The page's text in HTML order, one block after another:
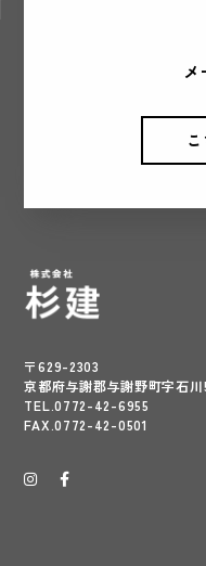
メ
〒629-2303
京都府与謝郡与謝野町字石
TEL.0772-42-6955
FAX.0772-42-0501